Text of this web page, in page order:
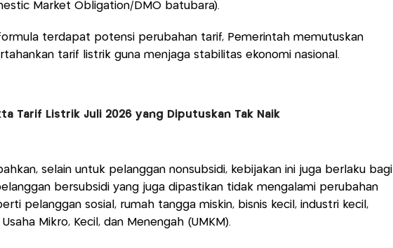
Market Obligation/DMO batubara).
terdapat potensi perubahan tarif, Pemerintah memutuskan
tarif listrik guna menjaga stabilitas ekonomi nasional.
Tarif Listrik Juli 2026 yang Diputuskan Tak Naik
selain untuk pelanggan nonsubsidi, kebijakan ini juga berlaku bagi
bersubsidi yang juga dipastikan tidak mengalami perubahan
pelanggan sosial, rumah tangga miskin, bisnis kecil, industri kecil,
Mikro, Kecil, dan Menengah (UMKM).